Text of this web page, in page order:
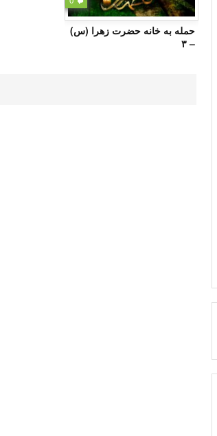
حمله به خانه حضرت زهرا (س)
– ۳